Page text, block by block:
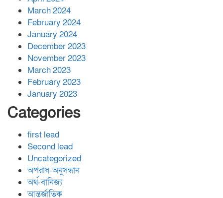
March 2024
February 2024
January 2024
December 2023
November 2023
March 2023
February 2023
January 2023
Categories
first lead
Second lead
Uncategorized
অপরাধ-অনুসন্ধান
অর্থ-বানিজ্য
আন্তর্জাতিক